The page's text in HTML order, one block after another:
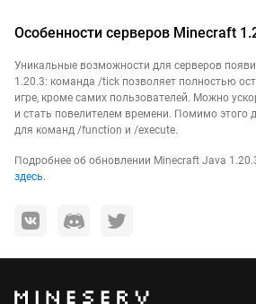
Особенности серверов Minecraft
Уникальные возможности для серверов
1.20.3: команда /tick позволяет полностью
игре, кроме самих пользователей. Можно
и стать повелителем времени. Помимо этого
для команд /function и /execute.
Подробнее об обновлении Minecraft Java
здесь.